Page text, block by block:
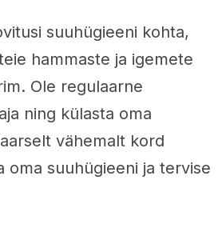
suuhügieeni kohta,
hammaste ja igemete
Ole regulaarne
ning külasta oma
vähemalt kord
oma suuhügieeni ja tervise